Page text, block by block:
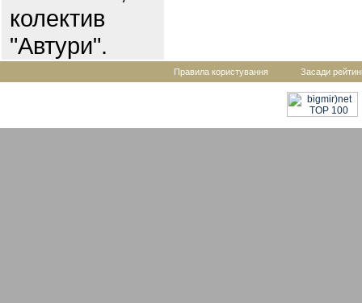
колектив
"Автури".
Правила користування Засади